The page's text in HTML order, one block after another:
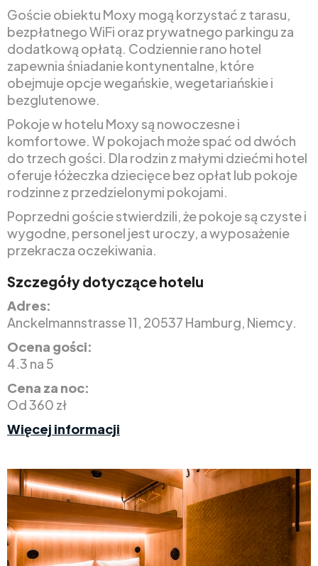
Goście obiektu Moxy mogą korzystać z tarasu,
bezpłatnego WiFi oraz prywatnego parkingu za
dodatkową opłatą. Codziennie rano hotel
zapewnia śniadanie kontynentalne, które
obejmuje opcje wegańskie, wegetariańskie i
bezglutenowe.
Pokoje w hotelu Moxy są nowoczesne i
komfortowe. W pokojach może spać od dwóch
do trzech gości. Dla rodzin z małymi dziećmi hotel
oferuje łóżeczka dziecięce bez opłat lub pokoje
rodzinne z przedzielonymi pokojami.
Poprzedni goście stwierdzili, że pokoje są czyste i
wygodne, personel jest uroczy, a wyposażenie
przekracza oczekiwania.
Szczegóły dotyczące hotelu
Adres:
Anckelmannstrasse 11, 20537 Hamburg, Niemcy.
Ocena gości:
4.3 na 5
Cena za noc:
Od 360 zł
Więcej informacji